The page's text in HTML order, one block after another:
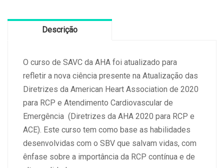
02
quantidade
Descrição
O curso de SAVC da AHA foi atualizado para
refletir a nova ciência presente na Atualização das
Diretrizes da American Heart Association de 2020
para RCP e Atendimento Cardiovascular de
Emergência (Diretrizes da AHA 2020 para RCP e
ACE). Este curso tem como base as habilidades
desenvolvidas com o SBV que salvam vidas, com
ênfase sobre a importância da RCP contínua e de